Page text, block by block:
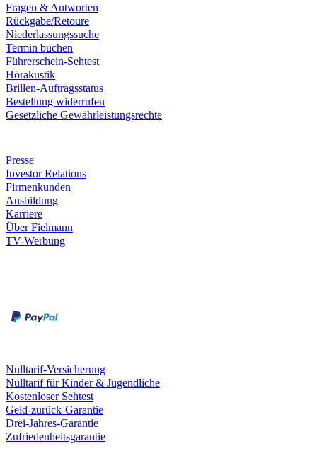
Fragen & Antworten
Rückgabe/Retoure
Niederlassungssuche
Termin buchen
Führerschein-Sehtest
Hörakustik
Brillen-Auftragsstatus
Bestellung widerrufen
Gesetzliche Gewährleistungsrechte
Presse
Investor Relations
Firmenkunden
Ausbildung
Karriere
Über Fielmann
TV-Werbung
Nulltarif-Versicherung
Nulltarif für Kinder & Jugendliche
Kostenloser Sehtest
Geld-zurück-Garantie
Drei-Jahres-Garantie
Zufriedenheitsgarantie